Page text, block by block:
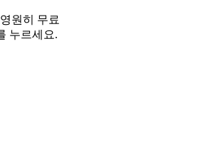
영원히 무료
누르세요.